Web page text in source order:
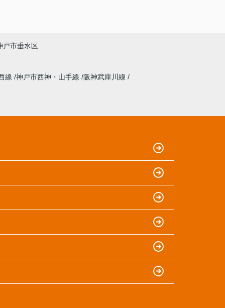
戸市垂水区
線 神戸市西神・山手線 阪神武庫川線